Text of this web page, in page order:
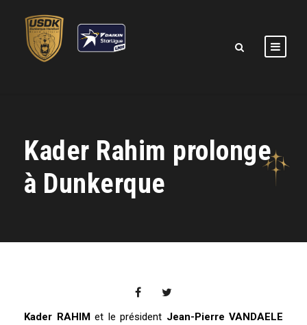
Kader Rahim prolonge
à Dunkerque
Kader RAHIM et le président Jean-Pierre VANDAELE